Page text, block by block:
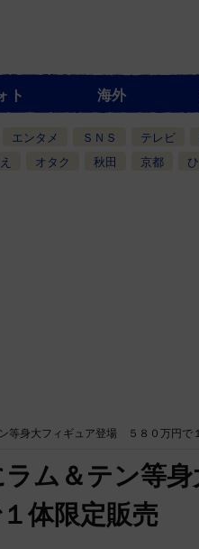
ト 海外
エンタメ ＳＮＳ テレビ
オタク 秋田 京都
等身大フィギュア登場 ５８０万円で
ム＆テン等身
体限定販売